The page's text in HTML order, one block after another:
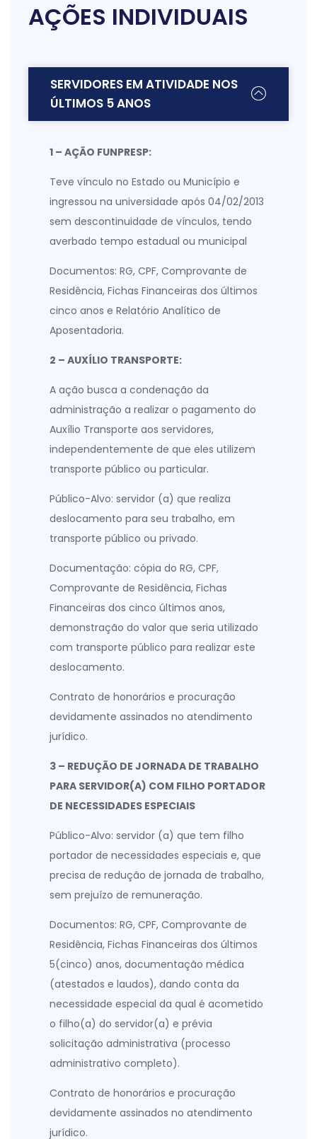
AÇÕES INDIVIDUAIS
SERVIDORES EM ATIVIDADE NOS
ÚLTIMOS 5 ANOS
1 – AÇÃO FUNPRESP:
Teve vínculo no Estado ou Município e
ingressou na universidade após 04/02/2013
sem descontinuidade de vínculos, tendo
averbado tempo estadual ou municipal
Documentos: RG, CPF, Comprovante de
Residência, Fichas Financeiras dos últimos
cinco anos e Relatório Analítico de
Aposentadoria.
2 – AUXÍLIO TRANSPORTE:
A ação busca a condenação da
administração a realizar o pagamento do
Auxílio Transporte aos servidores,
independentemente de que eles utilizem
transporte público ou particular.
Público-Alvo: servidor (a) que realiza
deslocamento para seu trabalho, em
transporte público ou privado.
Documentação: cópia do RG, CPF,
Comprovante de Residência, Fichas
Financeiras dos cinco últimos anos,
demonstração do valor que seria utilizado
com transporte público para realizar este
deslocamento.
Contrato de honorários e procuração
devidamente assinados no atendimento
jurídico.
3 – REDUÇÃO DE JORNADA DE TRABALHO
PARA SERVIDOR(A) COM FILHO PORTADOR
DE NECESSIDADES ESPECIAIS
Público-Alvo: servidor (a) que tem filho
portador de necessidades especiais e, que
precisa de redução de jornada de trabalho,
sem prejuízo de remuneração.
Documentos: RG, CPF, Comprovante de
Residência, Fichas Financeiras dos últimos
5(cinco) anos, documentação médica
(atestados e laudos), dando conta da
necessidade especial da qual é acometido
o filho(a) do servidor(a) e prévia
solicitação administrativa (processo
administrativo completo).
Contrato de honorários e procuração
devidamente assinados no atendimento
jurídico.